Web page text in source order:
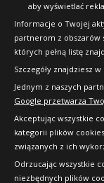
aby wyświetlać
Informacje o Twojej
partnerom z obszarów
których pełną listę
Szczegóły znajdziesz w
Jednym z naszych
Google przetwarza
Akceptując wszystkie
kategorii plików
związanych z ich
Odrzucając wszystkie
niezbędnych plików